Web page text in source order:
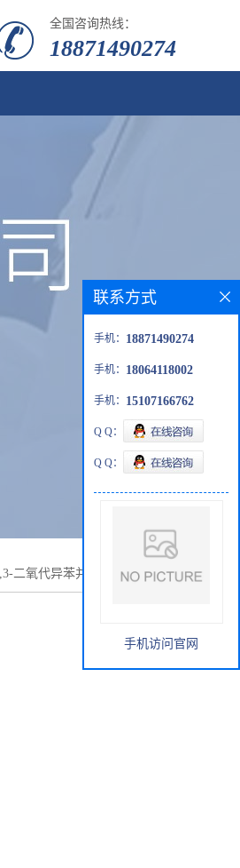
全国咨询热线：
18871490274
二氧代异苯并呋喃-5-羧酸酯]
联系方式
手机： 18871490274
手机： 18064118002
手机： 15107166762
Q Q：
Q Q：
手机访问官网